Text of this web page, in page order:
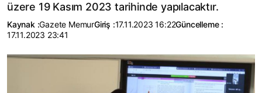
üzere 19 Kasım 2023 tarihinde yapılacaktır.
Kaynak :Gazete MemurGiriş :17.11.2023 16:22Güncelleme :
17.11.2023 23:41